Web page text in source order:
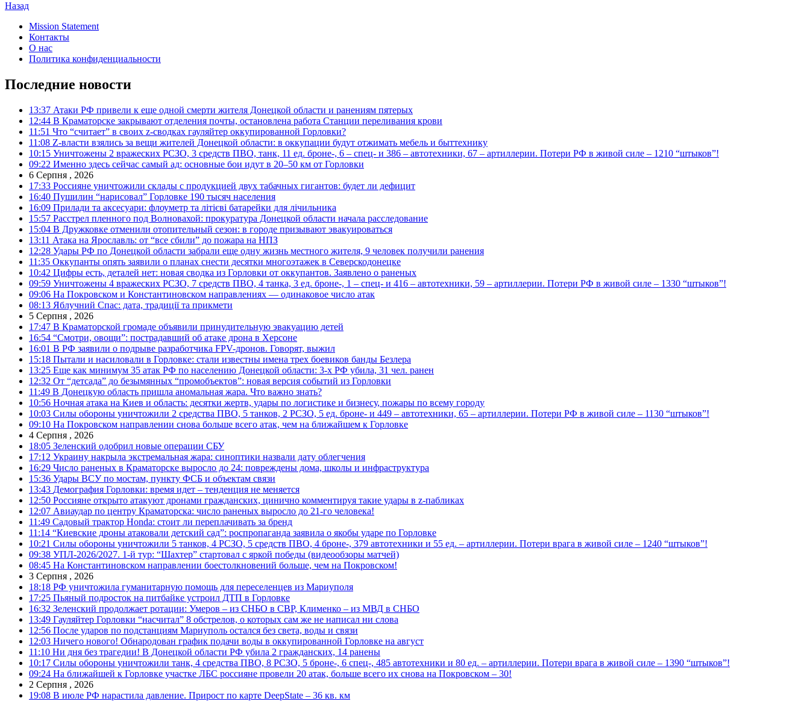
Назад
Mission Statement
Контакты
О нас
Политика конфиденциальности
Последние новости
13:37 Атаки РФ привели к еще одной смерти жителя Донецкой области и ранениям пятерых
12:44 В Краматорске закрывают отделения почты, остановлена работа Станции переливания крови
11:51 Что “считает” в своих z-сводках гауляйтер оккупированной Горловки?
11:08 Z-власти взялись за вещи жителей Донецкой области: в оккупации будут отжимать мебель и быттехнику
10:15 Уничтожены 2 вражеских РСЗО, 3 средств ПВО, танк, 11 ед. броне-, 6 – спец- и 386 – автотехники, 67 – артиллерии. Потери РФ в живой силе – 1210 “штыков”!
09:22 Именно здесь сейчас самый ад: основные бои идут в 20–50 км от Горловки
6 Серпня , 2026
17:33 Россияне уничтожили склады с продукцией двух табачных гигантов: будет ли дефицит
16:40 Пушилин “нарисовал” Горловке 190 тысяч населения
16:09 Прилади та аксесуари: флоуметр та літієві батарейки для лічильника
15:57 Расстрел пленного под Волновахой: прокуратура Донецкой области начала расследование
15:04 В Дружковке отменили отопительный сезон: в городе призывают эвакуироваться
13:11 Атака на Ярославль: от “все сбили” до пожара на НПЗ
12:28 Удары РФ по Донецкой области забрали еще одну жизнь местного жителя, 9 человек получили ранения
11:35 Оккупанты опять заявили о планах снести десятки многоэтажек в Северскодонецке
10:42 Цифры есть, деталей нет: новая сводка из Горловки от оккупантов. Заявлено о раненых
09:59 Уничтожены 4 вражеских РСЗО, 7 средств ПВО, 4 танка, 3 ед. броне-, 1 – спец- и 416 – автотехники, 59 – артиллерии. Потери РФ в живой силе – 1330 “штыков”!
09:06 На Покровском и Константиновском направлениях — одинаковое число атак
08:13 Яблучний Спас: дата, традиції та прикмети
5 Серпня , 2026
17:47 В Краматорской громаде объявили принудительную эвакуацию детей
16:54 “Смотри, овощи”: пострадавший об атаке дрона в Херсоне
16:01 В РФ заявили о подрыве разработчика FPV-дронов. Говорят, выжил
15:18 Пытали и насиловали в Горловке: стали известны имена трех боевиков банды Безлера
13:25 Еще как минимум 35 атак РФ по населению Донецкой области: 3-х РФ убила, 31 чел. ранен
12:32 От “детсада” до безымянных “промобъектов”: новая версия событий из Горловки
11:49 В Донецкую область пришла аномальная жара. Что важно знать?
10:56 Ночная атака на Киев и область: десятки жертв, удары по логистике и бизнесу, пожары по всему городу
10:03 Силы обороны уничтожили 2 средства ПВО, 5 танков, 2 РСЗО, 5 ед. броне- и 449 – автотехники, 65 – артиллерии. Потери РФ в живой силе – 1130 “штыков”!
09:10 На Покровском направлении снова больше всего атак, чем на ближайшем к Горловке
4 Серпня , 2026
18:05 Зеленский одобрил новые операции СБУ
17:12 Украину накрыла экстремальная жара: синоптики назвали дату облегчения
16:29 Число раненых в Краматорске выросло до 24: повреждены дома, школы и инфраструктура
15:36 Удары ВСУ по мостам, пункту ФСБ и объектам связи
13:43 Демография Горловки: время идет – тенденция не меняется
12:50 Россияне открыто атакуют дронами гражданских, цинично комментируя такие удары в z-пабликах
12:07 Авиаудар по центру Краматорска: число раненых выросло до 21-го человека!
11:49 Садовый трактор Honda: стоит ли переплачивать за бренд
11:14 “Киевские дроны атаковали детский сад”: роспропаганда заявила о якобы ударе по Горловке
10:21 Силы обороны уничтожили 5 танков, 4 РСЗО, 5 средств ПВО, 4 броне-, 379 автотехники и 55 ед. – артиллерии. Потери врага в живой силе – 1240 “штыков”!
09:38 УПЛ-2026/2027. 1-й тур: “Шахтер” стартовал с яркой победы (видеообзоры матчей)
08:45 На Константиновском направлении боестолкновений больше, чем на Покровском!
3 Серпня , 2026
18:18 РФ уничтожила гуманитарную помощь для переселенцев из Мариуполя
17:25 Пьяный подросток на питбайке устроил ДТП в Горловке
16:32 Зеленский продолжает ротации: Умеров – из СНБО в СВР, Клименко – из МВД в СНБО
13:49 Гауляйтер Горловки “насчитал” 8 обстрелов, о которых сам же не написал ни слова
12:56 После ударов по подстанциям Мариуполь остался без света, воды и связи
12:03 Ничего нового! Обнародован график подачи воды в оккупированной Горловке на август
11:10 Ни дня без трагедии! В Донецкой области РФ убила 2 гражданских, 14 ранены
10:17 Силы обороны уничтожили танк, 4 средства ПВО, 8 РСЗО, 5 броне-, 6 спец-, 485 автотехники и 80 ед. – артиллерии. Потери врага в живой силе – 1390 “штыков”!
09:24 На ближайшей к Горловке участке ЛБС россияне провели 20 атак, больше всего их снова на Покровском – 30!
2 Серпня , 2026
19:08 В июле РФ нарастила давление. Прирост по карте DeepState – 36 кв. км